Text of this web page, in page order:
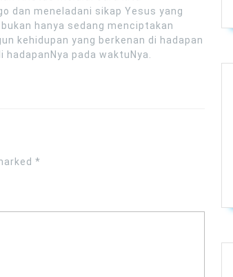
dan meneladani sikap Yesus yang
hanya sedang menciptakan
kehidupan yang berkenan di hadapan
pada waktuNya.
*